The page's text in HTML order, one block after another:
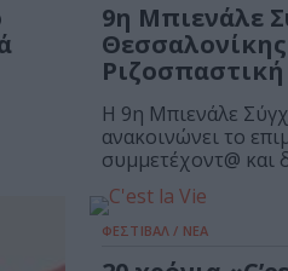
9η Μπιενάλε
Η 9η Μπιενάλε
ανακοινώνει το
συμμετέχοντ@ και
ΦΕΣΤΙΒΑΛ / ΝΕΑ